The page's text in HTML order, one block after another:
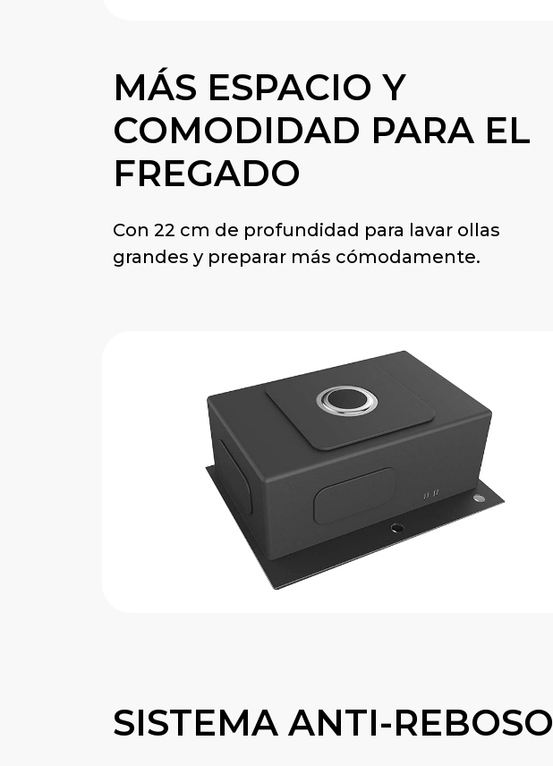
MÁS ESPACIO Y
COMODIDAD PARA EL
FREGADO
Con 22 cm de profundidad para lavar ollas
grandes y preparar más cómodamente.
SISTEMA ANTI-REBOSO